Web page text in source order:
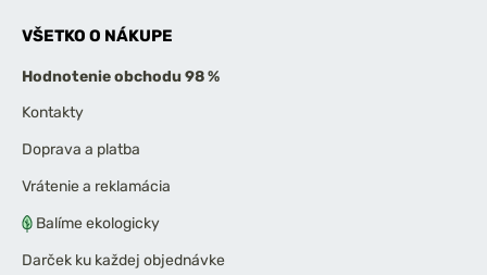
VŠETKO O NÁKUPE
Hodnotenie obchodu 98 %
Kontakty
Doprava a platba
Vrátenie a reklamácia
Balíme ekologicky
Darček ku každej objednávke